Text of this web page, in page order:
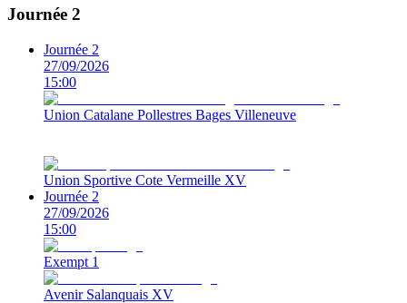
Journée 2
Journée 2
27/09/2026
15:00
Union Catalane Pollestres Bages Villeneuve
Union Sportive Cote Vermeille XV
Journée 2
27/09/2026
15:00
Exempt 1
Avenir Salanquais XV